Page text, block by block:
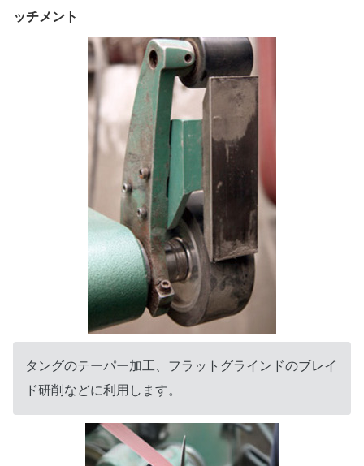
ッチメント
タングのテーパー加工、フラットグラインドのブレイ
ド研削などに利用します。